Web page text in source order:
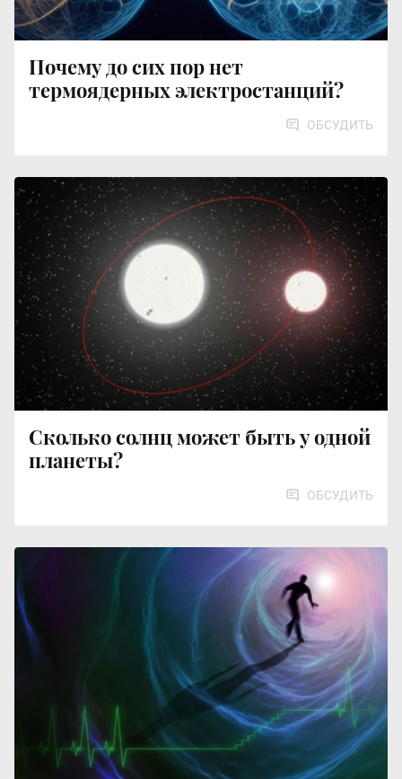
Почему до сих пор нет
термоядерных электростанций?
ОБСУДИТЬ
Сколько солнц может быть у одной
планеты?
ОБСУДИТЬ